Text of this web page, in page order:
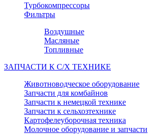
Турбокомпрессоры
Фильтры
Воздушные
Масляные
Топливные
ЗАПЧАСТИ К С/Х ТЕХНИКЕ
Животноводческое оборудование
Запчасти для комбайнов
Запчасти к немецкой технике
Запчасти к сельхозтехнике
Картофелеуборочная техника
Молочное оборудование и запчасти